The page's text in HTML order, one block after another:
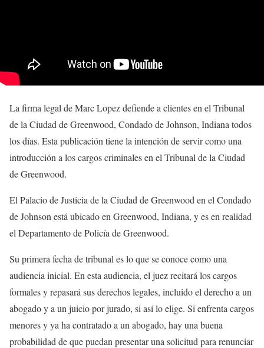
La firma legal de Marc Lopez defiende a clientes en el Tribunal
de la Ciudad de Greenwood, Condado de Johnson, Indiana todos
los días. Esta publicación tiene la intención de servir como una
introducción a los cargos criminales en el Tribunal de la Ciudad
de Greenwood.
El Palacio de Justicia de la Ciudad de Greenwood en el Condado
de Johnson está ubicado en Greenwood, Indiana, y es en realidad
el Departamento de Policía de Greenwood.
Su primera fecha de tribunal es lo que se conoce como una
audiencia inicial. En esta audiencia, el juez recitará los cargos
formales y repasará sus derechos legales, incluido el derecho a un
abogado y a un juicio por jurado, si así lo elige. Si enfrenta cargos
menores y ya ha contratado a un abogado, hay una buena
probabilidad de que puedan presentar una solicitud para renunciar